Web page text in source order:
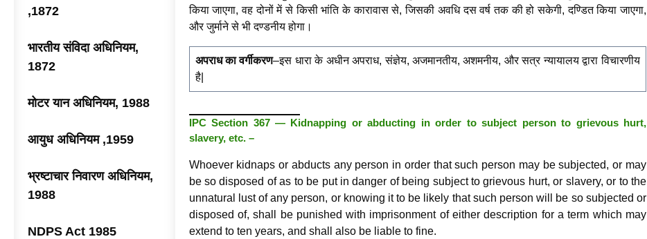
,1872
भारतीय संविदा अधिनियम,
1872
मोटर यान अधिनियम, 1988
आयुध अधिनियम ,1959
भ्रष्टाचार निवारण अधिनियम,
1988
NDPS Act 1985
किया जाएगा, वह दोनों में से किसी भांति के कारावास से, जिसकी अवधि दस वर्ष तक की हो सकेगी, दण्डित किया जाएगा,
और जुर्माने से भी दण्डनीय होगा।
अपराध का वर्गीकरण–इस धारा के अधीन अपराध, संज्ञेय, अजमानतीय, अशमनीय, और सत्र न्यायालय द्वारा विचारणीय
है|
IPC Section 367 — Kidnapping or abducting in order to subject person to grievous hurt,
slavery, etc. –
Whoever kidnaps or abducts any person in order that such person may be subjected, or may
be so disposed of as to be put in danger of being subject to grievous hurt, or slavery, or to the
unnatural lust of any person, or knowing it to be likely that such person will be so subjected or
disposed of, shall be punished with imprisonment of either description for a term which may
extend to ten years, and shall also be liable to fine.